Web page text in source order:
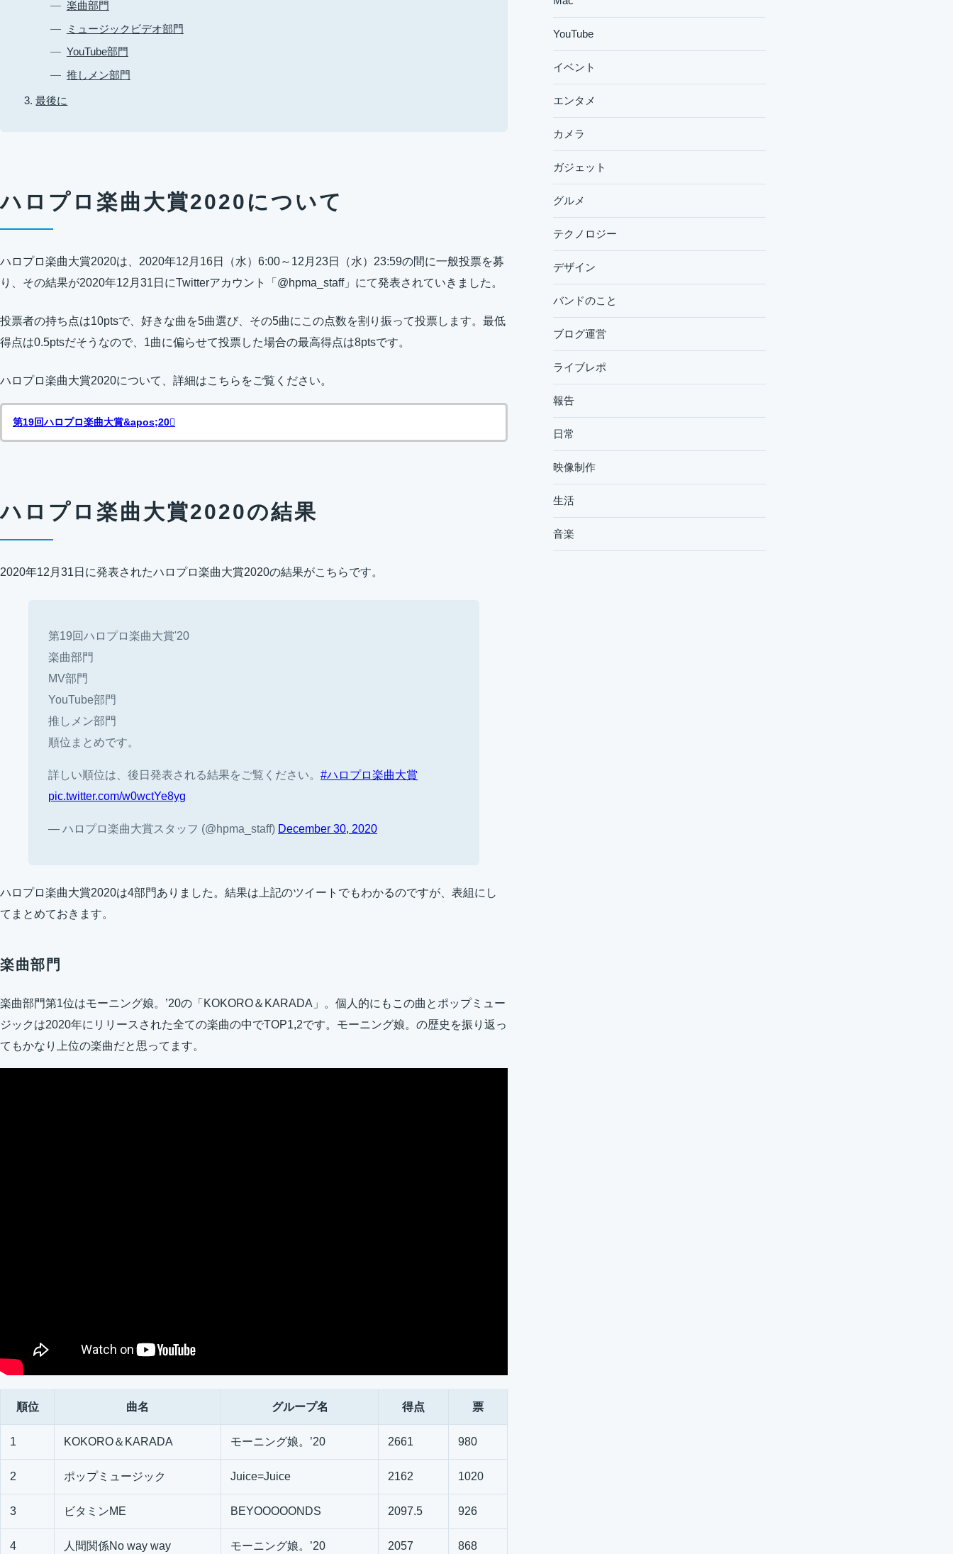
楽曲部門
ミュージックビデオ部門
YouTube部門
推しメン部門
最後に
ハロプロ楽曲大賞2020について
ハロプロ楽曲大賞2020は、2020年12月16日（水）6:00～12月23日（水）23:59の間に一般投票を募
り、その結果が2020年12月31日にTwitterアカウント「@hpma_staff」にて発表されていきました。
投票者の持ち点は10ptsで、好きな曲を5曲選び、その5曲にこの点数を割り振って投票します。最低
得点は0.5ptsだそうなので、1曲に偏らせて投票した場合の最高得点は8ptsです。
ハロプロ楽曲大賞2020について、詳細はこちらをご覧ください。
第19回ハロプロ楽曲大賞&apos;20
ハロプロ楽曲大賞2020の結果
2020年12月31日に発表されたハロプロ楽曲大賞2020の結果がこちらです。
第19回ハロプロ楽曲大賞'20
楽曲部門
MV部門
YouTube部門
推しメン部門
順位まとめです。
詳しい順位は、後日発表される結果をご覧ください。 #ハロプロ楽曲大賞
pic.twitter.com/w0wctYe8yg
— ハロプロ楽曲大賞スタッフ (@hpma_staff) December 30, 2020
ハロプロ楽曲大賞2020は4部門ありました。結果は上記のツイートでもわかるのですが、表組にし
てまとめておきます。
楽曲部門
楽曲部門第1位はモーニング娘。’20の「KOKORO＆KARADA」。個人的にもこの曲とポップミュー
ジックは2020年にリリースされた全ての楽曲の中でTOP1,2です。モーニング娘。の歴史を振り返っ
てもかなり上位の楽曲だと思ってます。
順位 曲名 グループ名 得点 票
1 KOKORO＆KARADA モーニング娘。’20 2661 980
2 ポップミュージック Juice=Juice 2162 1020
3 ビタミンME BEYOOOOONDS 2097.5 926
4 人間関係No way way モーニング娘。’20 2057 868
YouTube
イベント
エンタメ
カメラ
ガジェット
グルメ
テクノロジー
デザイン
バンドのこと
ブログ運営
ライブレポ
報告
日常
映像制作
生活
音楽